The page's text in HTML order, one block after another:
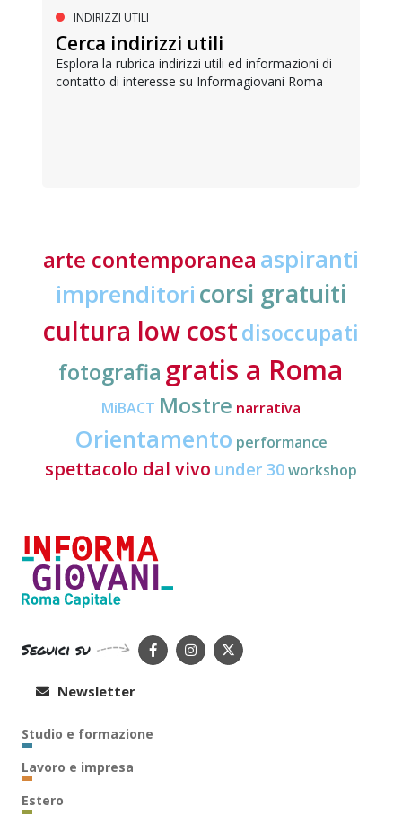
INDIRIZZI UTILI
Cerca indirizzi utili
Esplora la rubrica indirizzi utili ed informazioni di
contatto di interesse su Informagiovani Roma
arte contemporanea aspiranti
imprenditori corsi gratuiti
cultura low costdisoccupati
fotografia gratis a Roma
MiBACT Mostre narrativa
Orientamento performance
spettacolo dal vivo under 30workshop
Seguici su
Newsletter
Studio e formazione
Lavoro e impresa
Estero